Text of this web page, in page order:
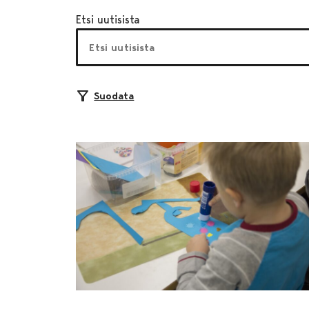
Etsi uutisista
Suodata